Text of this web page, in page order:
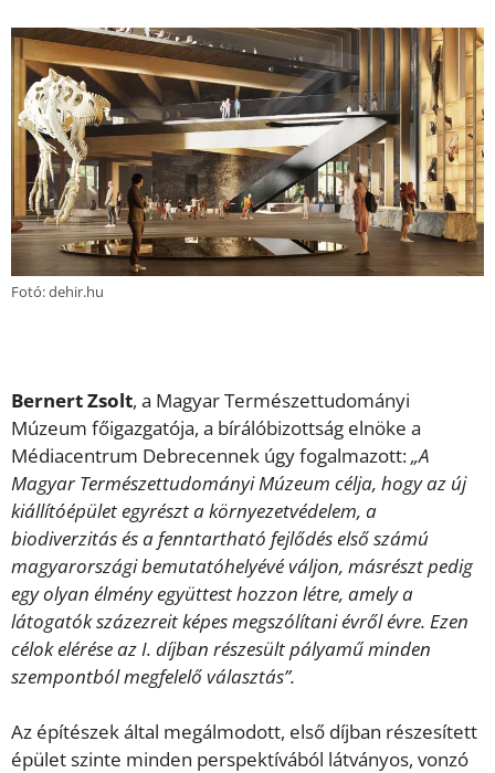
Fotó: dehir.hu
Bernert Zsolt, a Magyar Természettudományi
Múzeum főigazgatója, a bírálóbizottság elnöke a
Médiacentrum Debrecennek úgy fogalmazott:„A
Magyar Természettudományi Múzeum célja, hogy az új
kiállítóépület egyrészt a környezetvédelem, a
biodiverzitás és a fenntartható fejlődés első számú
magyarországi bemutatóhelyévé váljon, másrészt pedig
egy olyan élmény együttest hozzon létre, amely a
látogatók százezreit képes megszólítani évről évre. Ezen
célok elérése az I. díjban részesült pályamű minden
szempontból megfelelő választás”.
Az építészek által megálmodott, első díjban részesített
épület szinte minden perspektívából látványos, vonzó